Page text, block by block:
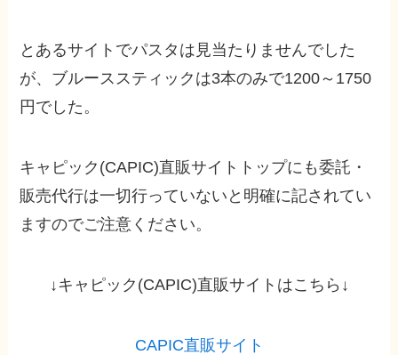
とあるサイトでパスタは見当たりませんでした
が、ブルーススティックは3本のみで1200～1750
円でした。
キャピック(CAPIC)直販サイトトップにも委託・
販売代行は一切行っていないと明確に記されてい
ますのでご注意ください。
↓キャピック(CAPIC)直販サイトはこちら↓
CAPIC直販サイト